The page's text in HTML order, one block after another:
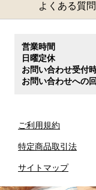
よくある質問
営業時間
日曜定休
お問い合わせ受付
お問い合わせへの
ご利用規約
特定商品取引法
サイトマップ